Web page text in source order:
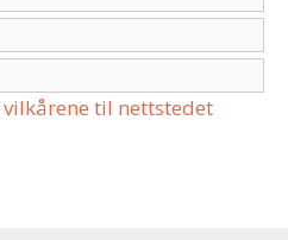
vilkårene til nettstedet